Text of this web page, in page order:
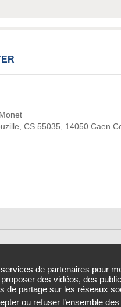
de partenaires pour
des vidéos, des
de partage sur les réseaux
ou refuser l’ensemble
CS 55035, 14050 Caen
conforme